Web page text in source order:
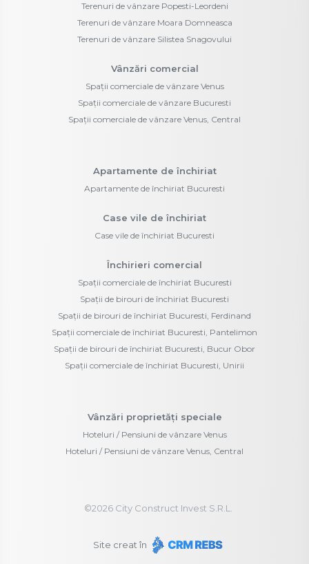
Terenuri de vânzare Popesti-Leordeni
Terenuri de vânzare Moara Domneasca
Terenuri de vânzare Silistea Snagovului
Vânzări comercial
Spații comerciale de vânzare Venus
Spații comerciale de vânzare Bucuresti
Spații comerciale de vânzare Venus, Central
Apartamente de închiriat
Apartamente de închiriat Bucuresti
Case vile de închiriat
Case vile de închiriat Bucuresti
Închirieri comercial
Spații comerciale de închiriat Bucuresti
Spații de birouri de închiriat Bucuresti
Spații de birouri de închiriat Bucuresti, Ferdinand
Spații comerciale de închiriat Bucuresti, Pantelimon
Spații de birouri de închiriat Bucuresti, Bucur Obor
Spații comerciale de închiriat Bucuresti, Unirii
Vânzări proprietăți speciale
Hoteluri / Pensiuni de vânzare Venus
Hoteluri / Pensiuni de vânzare Venus, Central
©2026City Construct Invest S.R.L.
Site creat în